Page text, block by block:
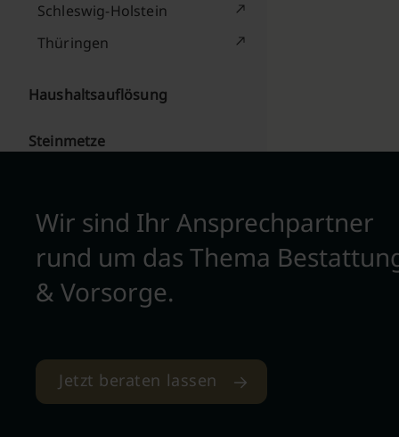
Schleswig-Holstein
Thüringen
Haushaltsauflösung
Steinmetze
Wir sind Ihr Ansprechpartner
rund um das Thema
& Vorsorge.
Jetzt beraten lassen